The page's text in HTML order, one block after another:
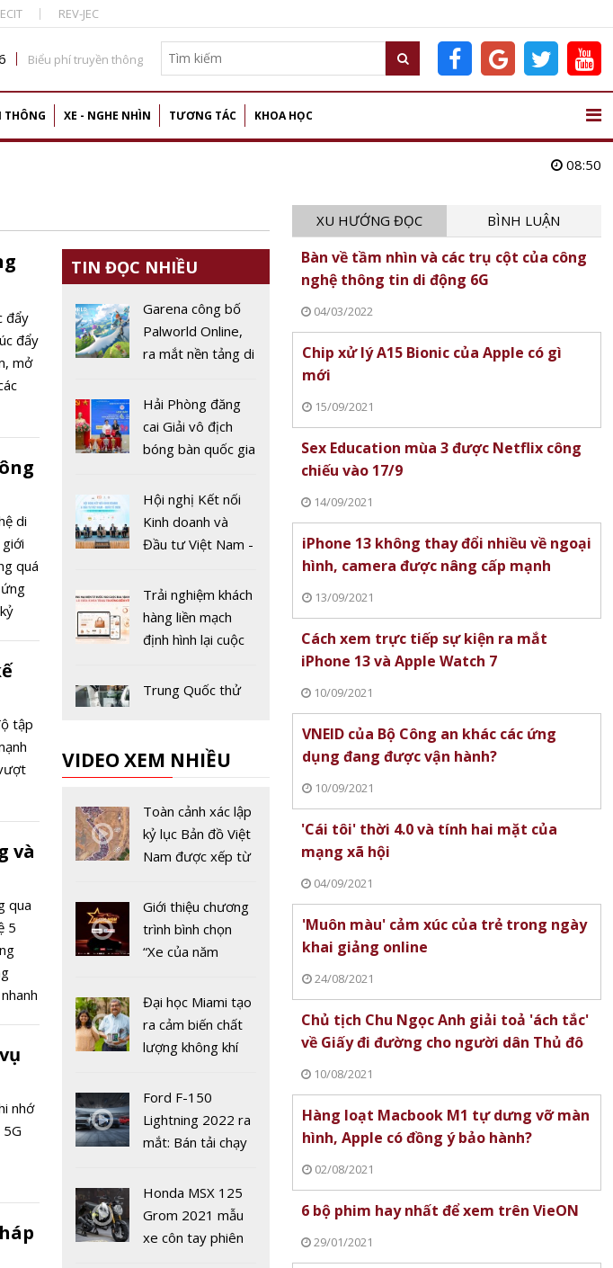
REV-JEC
Biểu phí truyền thông
THÔNG XE - NGHE NHÌN TƯƠNG TÁC KHOA HỌC
08:50
đẩy
đẩy
mở
di
quá
tập
và
qua
5
nhớ
TIN ĐỌC NHIỀU
Garena công bố
Palworld Online,
ra mắt nền tảng di
2026
Hải Phòng đăng
cai Giải vô địch
bóng bàn quốc gia
thứ 44
Hội nghị Kết nối
Kinh doanh và
Đầu tư Việt Nam -
Trải nghiệm khách
hàng liền mạch
định hình lại cuộc
điện tử Việt Nam
Trung Quốc thử
nhanh, đạt 70%
trong hơn 3 phút
Nam và Trung
Quốc tăng cường
hợp tác điều tra,
gian lận thương
mại
Revuelto
Impavido: Siêu xe
PHEV mang đậm
VIDEO XEM NHIỀU
Toàn cảnh xác lập
kỷ lục Bản đồ Việt
Nam được xếp từ
năm 2022
Giới thiệu chương
trình bình chọn
“Xe của năm
Đại học Miami tạo
ra cảm biến chất
lượng không khí
19
Ford F-150
Lightning 2022 ra
mắt: Bán tải chạy
chưa đến 40 nghìn
USD
Honda MSX 125
Grom 2021 mẫu
xe côn tay phiên
XU HƯỚNG ĐỌC BÌNH LUẬN
Bàn về tầm nhìn và các trụ cột của công
nghệ thông tin di động 6G
04/03/2022
Chip xử lý A15 Bionic của Apple có gì
mới
15/09/2021
Sex Education mùa 3 được Netflix công
chiếu vào 17/9
14/09/2021
iPhone 13 không thay đổi nhiều về ngoại
hình, camera được nâng cấp mạnh
13/09/2021
Cách xem trực tiếp sự kiện ra mắt
iPhone 13 và Apple Watch 7
10/09/2021
VNEID của Bộ Công an khác các ứng
dụng đang được vận hành?
10/09/2021
'Cái tôi' thời 4.0 và tính hai mặt của
mạng xã hội
04/09/2021
'Muôn màu' cảm xúc của trẻ trong ngày
khai giảng online
24/08/2021
Chủ tịch Chu Ngọc Anh giải toả 'ách tắc'
về Giấy đi đường cho người dân Thủ đô
10/08/2021
Hàng loạt Macbook M1 tự dưng vỡ màn
hình, Apple có đồng ý bảo hành?
02/08/2021
6 bộ phim hay nhất để xem trên VieON
29/01/2021